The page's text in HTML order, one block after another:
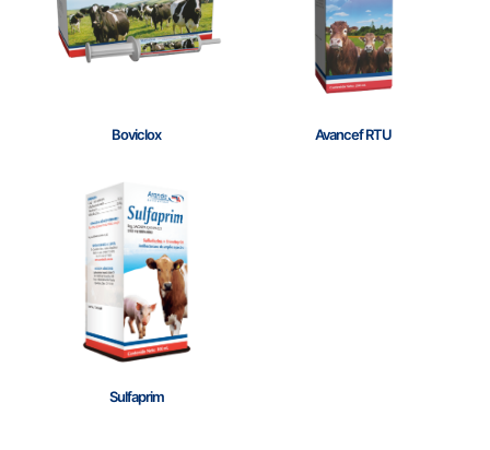
Boviclox Avancef RTU
Sulfaprim